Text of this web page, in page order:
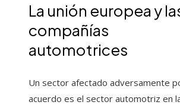
La unión europea y
compañías
automotrices
Un sector afectado adversamente
acuerdo es el sector automotriz en